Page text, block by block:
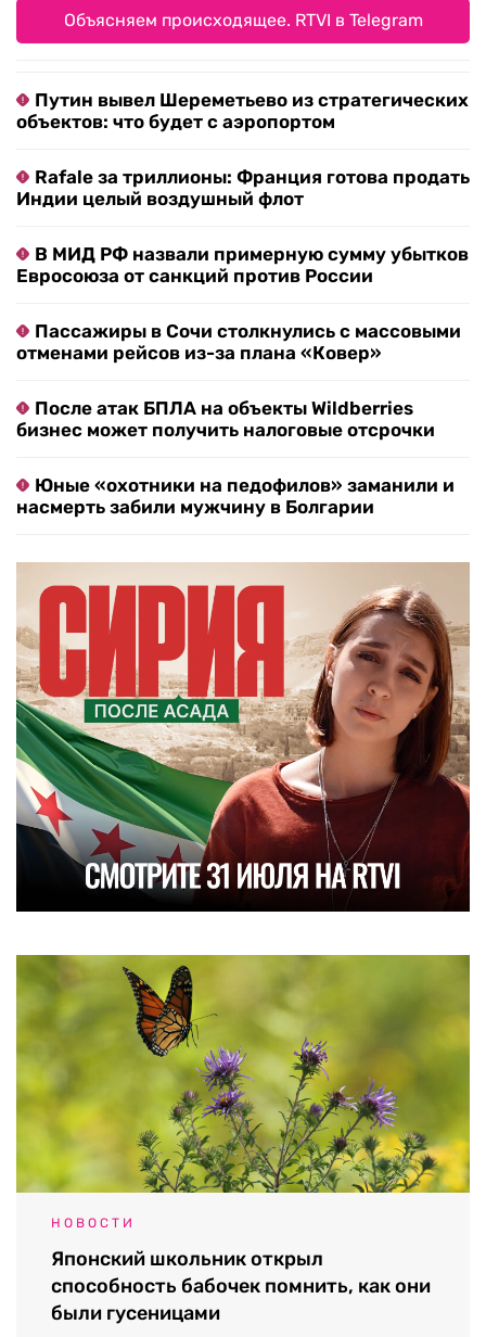
Объясняем происходящее. RTVI в Telegram
Путин вывел Шереметьево из стратегических
объектов: что будет с аэропортом
Rafale за триллионы: Франция готова продать
Индии целый воздушный флот
В МИД РФ назвали примерную сумму убытков
Евросоюза от санкций против России
Пассажиры в Сочи столкнулись с массовыми
отменами рейсов из-за плана «Ковер»
После атак БПЛА на объекты Wildberries
бизнес может получить налоговые отсрочки
Юные «охотники на педофилов» заманили и
насмерть забили мужчину в Болгарии
НОВОСТИ
Японский школьник открыл
способность бабочек помнить, как они
были гусеницами